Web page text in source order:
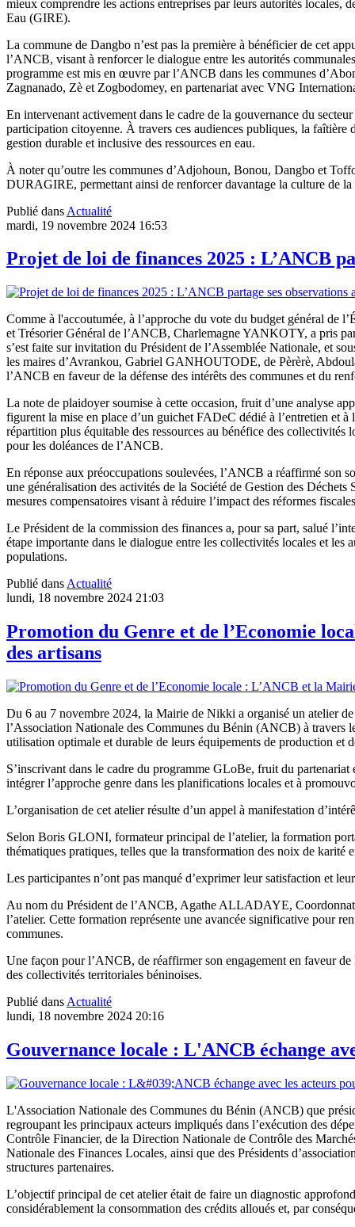
mieux comprendre les actions entreprises par leurs autorités locales,
Eau (GIRE).
La commune de Dangbo n’est pas la première à bénéficier de cet
l’ANCB, visant à renforcer le dialogue entre les autorités
programme est mis en œuvre par l’ANCB dans les communes
Zagnanado, Zè et Zogbodomey, en partenariat avec VNG
En intervenant activement dans le cadre de la gouvernance du
participation citoyenne. À travers ces audiences publiques, la
gestion durable et inclusive des ressources en eau.
À noter qu’outre les communes d’Adjohoun, Bonou, Dangbo et
DURAGIRE, permettant ainsi de renforcer davantage la culture de
Publié dans Actualité
mardi, 19 novembre 2024 16:53
Projet de loi de finances 2025 : L’ANCB
Comme à l'accoutumée, à l’approche du vote du budget général
et Trésorier Général de l’ANCB, Charlemagne YANKOTY, a pris
s’est faite sur invitation du Président de l’Assemblée Nationale, et
les maires d’Avrankou, Gabriel GANHOUTODE, de Pèrèrè,
l’ANCB en faveur de la défense des intérêts des communes et du
La note de plaidoyer soumise à cette occasion, fruit d’une analyse
figurent la mise en place d’un guichet FADeC dédié à l’entretien et
répartition plus équitable des ressources au bénéfice des
pour les doléances de l’ANCB.
En réponse aux préoccupations soulevées, l’ANCB a réaffirmé son
une généralisation des activités de la Société de Gestion des
mesures compensatoires visant à réduire l’impact des réformes
Le Président de la commission des finances a, pour sa part, salué
étape importante dans le dialogue entre les collectivités locales et les
populations.
Publié dans Actualité
lundi, 18 novembre 2024 21:03
Promotion du Genre et de l’Economie
des artisans
Du 6 au 7 novembre 2024, la Mairie de Nikki a organisé un atelier
l’Association Nationale des Communes du Bénin (ANCB) à
utilisation optimale et durable de leurs équipements de production et
S’inscrivant dans le cadre du programme GLoBe, fruit du
intégrer l’approche genre dans les planifications locales et à
L’organisation de cet atelier résulte d’un appel à manifestation
Selon Boris GLONI, formateur principal de l’atelier, la formation
thématiques pratiques, telles que la transformation des noix de karité
Les participantes n’ont pas manqué d’exprimer leur satisfaction et
Au nom du Président de l’ANCB, Agathe ALLADAYE,
l’atelier. Cette formation représente une avancée significative pour
communes.
Une façon pour l’ANCB, de réaffirmer son engagement en faveur
des collectivités territoriales béninoises.
Publié dans Actualité
lundi, 18 novembre 2024 20:16
Gouvernance locale : L'ANCB échange
L'Association Nationale des Communes du Bénin (ANCB) que
regroupant les principaux acteurs impliqués dans l’exécution des
Contrôle Financier, de la Direction Nationale de Contrôle des
Nationale des Finances Locales, ainsi que des Présidents
structures partenaires.
L’objectif principal de cet atelier était de faire un diagnostic
considérablement la consommation des crédits alloués et, par